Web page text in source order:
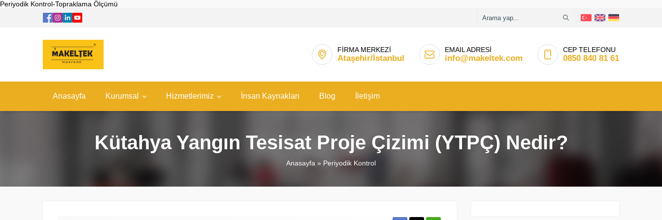
Periyodik Kontrol-Topraklama Ölçümü
FİRMA MERKEZİ
Ataşehir/İstanbul
EMAIL ADRESİ
info@makeltek.com
CEP TELEFONU
0850 840 81 61
Anasayfa Kurumsal Hizmetlerimiz İnsan Kaynakları Blog İletişim
Kütahya Yangın Tesisat Proje Çizimi (YTPÇ) Nedir?
Anasayfa » Periyodik Kontrol